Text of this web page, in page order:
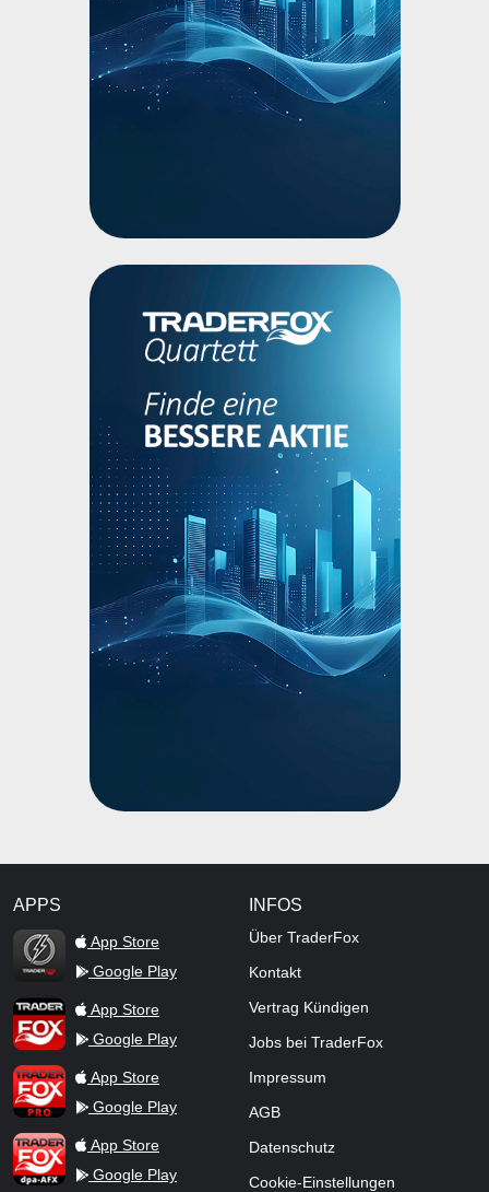
APPS
TraderFox Flash
App Store
Google Play
TraderFox AppApp Store
Google Play
TraderFox ProApp Store
Google Play
TraderFox dpa-AFX ProFeed
App Store
Google Play
INFOS
Über TraderFox
Kontakt
Vertrag Kündigen
Jobs bei TraderFox
Impressum
AGB
Datenschutz
Cookie-Einstellungen